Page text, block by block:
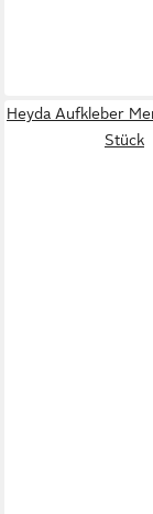
Heyda Aufkleber
Stück